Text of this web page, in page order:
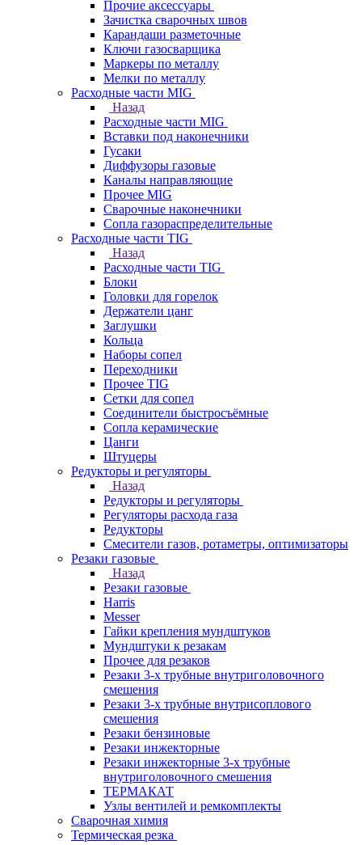
Прочие аксессуары
Зачистка сварочных швов
Карандаши разметочные
Ключи газосварщика
Маркеры по металлу
Мелки по металлу
Расходные части MIG
Назад
Расходные части MIG
Вставки под наконечники
Гусаки
Диффузоры газовые
Каналы направляющие
Прочее MIG
Сварочные наконечники
Сопла газораспределительные
Расходные части TIG
Назад
Расходные части TIG
Блоки
Головки для горелок
Держатели цанг
Заглушки
Кольца
Наборы сопел
Переходники
Прочее TIG
Сетки для сопел
Соединители быстросъёмные
Сопла керамические
Цанги
Штуцеры
Редукторы и регуляторы
Назад
Редукторы и регуляторы
Регуляторы расхода газа
Редукторы
Смесители газов, ротаметры, оптимизаторы
Резаки газовые
Назад
Резаки газовые
Harris
Messer
Гайки крепления мундштуков
Мундштуки к резакам
Прочее для резаков
Резаки 3-х трубные внутриголовочного
смешения
Резаки 3-х трубные внутрисоплового
смешения
Резаки бензиновые
Резаки инжекторные
Резаки инжекторные 3-х трубные
внутриголовочного смешения
ТЕРМАКАТ
Узлы вентилей и ремкомплекты
Сварочная химия
Термическая резка